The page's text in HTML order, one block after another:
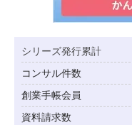
シリーズ発行累計
コンサル件数
創業手帳会員
資料請求数